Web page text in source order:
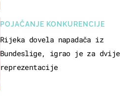
POJAČANJE KONKURENCIJE
Rijeka dovela napadača iz
Bundeslige, igrao je za dvije
reprezentacije